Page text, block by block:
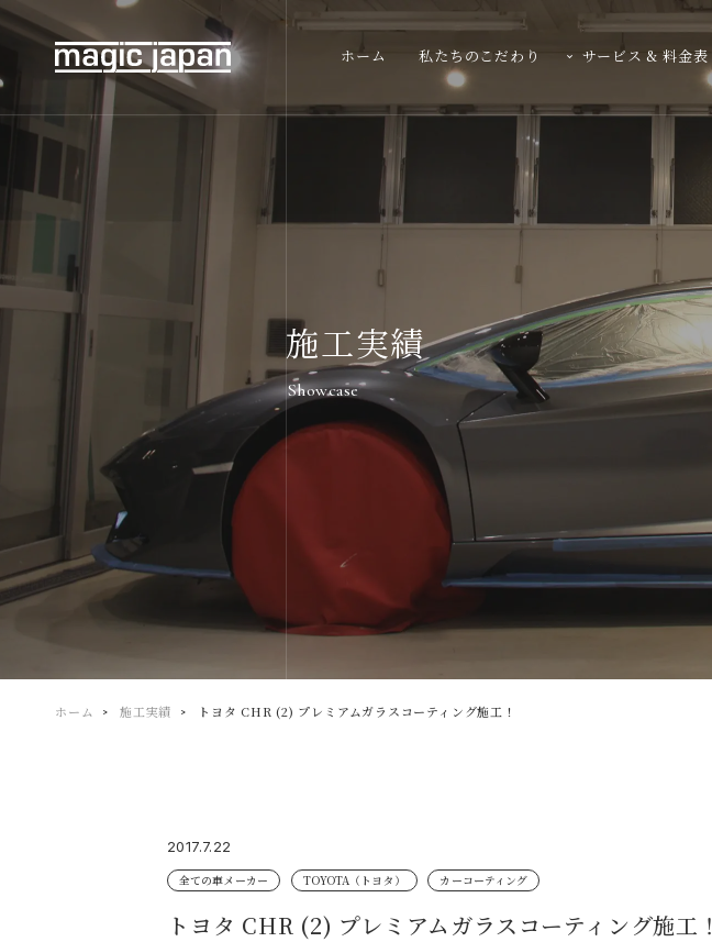
ホーム 私たちのこだわり サービス & 料金表
施工実績
Showcase
ホーム 施工実績 トヨタ CHR (2) プレミアムガラスコーティング施工！
2017.7.22
全ての車メーカー TOYOTA（トヨタ） カーコーティング
トヨタ CHR (2) プレミアムガラスコーティング施工！